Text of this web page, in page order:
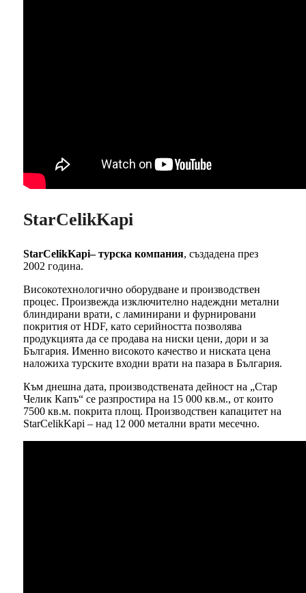
StarCelikKapi
StarCelikKapi– турска компания, създадена през
2002 година.
Високотехнологично оборудване и производствен
процес. Произвежда изключително надеждни метални
блиндирани врати, с ламинирани и фурнировани
покрития от HDF, като серийността позволява
продукцията да се продава на ниски цени, дори и за
България. Именно високото качество и ниската цена
наложиха турските входни врати на пазара в България.
Към днешна дата, производствената дейност на „Стар
Челик Капъ“ се разпростира на 15 000 кв.м., от които
7500 кв.м. покрита площ. Производствен капацитет на
StarCelikKapi – над 12 000 метални врати месечно.